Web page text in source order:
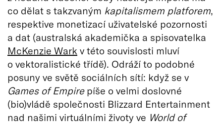
co dělat s takzvaným kapitalismem platforem,
respektive monetizací uživatelské pozornosti
a dat (australská akademička a spisovatelka
McKenzie Wark v této souvislosti mluví
o vektoralistické třídě). Odráží to podobné
posuny ve světě sociálních sítí: když se v
Games of Empirepíše o velmi doslovné
(bio)vládě společnosti Blizzard Entertainment
nad našimi virtuálními životy ve World of